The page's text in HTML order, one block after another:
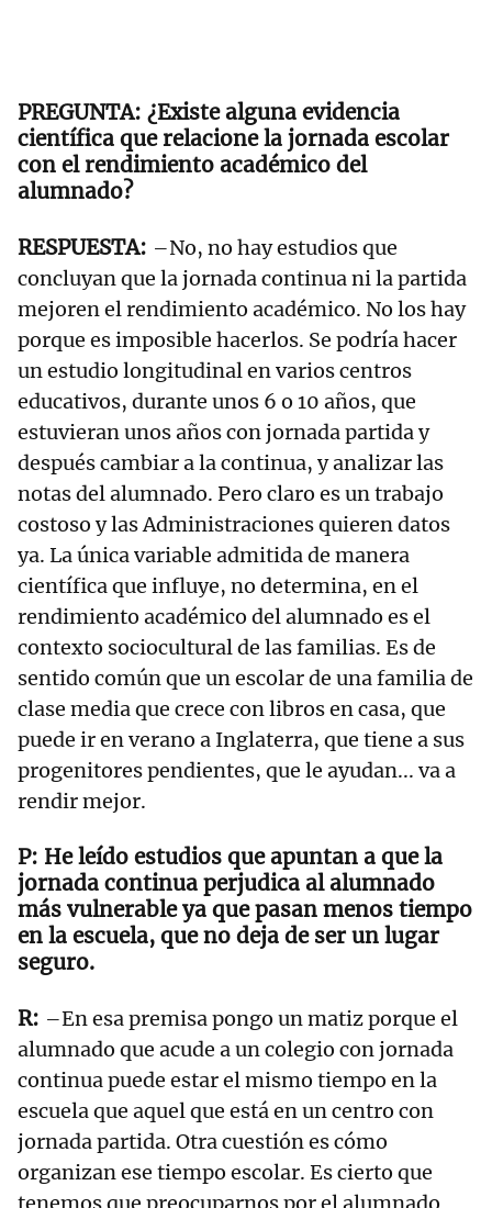
¿Existe alguna evidencia
científica que relacione la jornada escolar
con el rendimiento académico del
alumnado?
–No, no hay estudios que
concluyan que la jornada continua ni la partida
mejoren el rendimiento académico. No los hay
porque es imposible hacerlos. Se podría hacer
un estudio longitudinal en varios centros
educativos, durante unos 6 o 10 años, que
estuvieran unos años con jornada partida y
después cambiar a la continua, y analizar las
notas del alumnado. Pero claro es un trabajo
costoso y las Administraciones quieren datos
ya. La única variable admitida de manera
científica que influye, no determina, en el
rendimiento académico del alumnado es el
contexto sociocultural de las familias. Es de
sentido común que un escolar de una familia de
clase media que crece con libros en casa, que
puede ir en verano a Inglaterra, que tiene a sus
progenitores pendientes, que le ayudan... va a
rendir mejor.
He leído estudios que apuntan a que la
jornada continua perjudica al alumnado
más vulnerable ya que pasan menos tiempo
en la escuela, que no deja de ser un lugar
seguro.
–En esa premisa pongo un matiz porque el
alumnado que acude a un colegio con jornada
continua puede estar el mismo tiempo en la
escuela que aquel que está en un centro con
jornada partida. Otra cuestión es cómo
organizan ese tiempo escolar. Es cierto que